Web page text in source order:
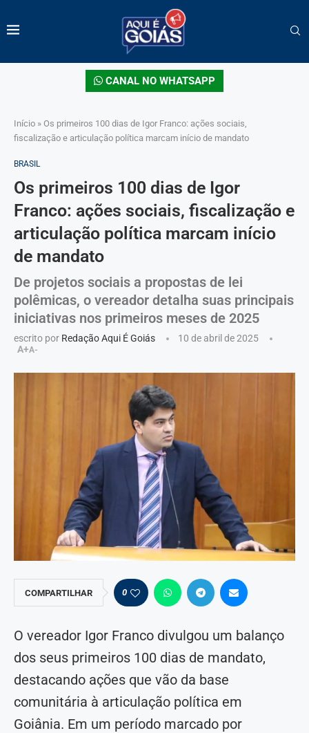
CANAL NO WHATSAPP
Início » Os primeiros 100 dias de Igor Franco: ações sociais,
fiscalização e articulação política marcam início de mandato
BRASIL
Os primeiros 100 dias de Igor
Franco: ações sociais, fiscalização e
articulação política marcam início
de mandato
De projetos sociais a propostas de lei
polêmicas, o vereador detalha suas principais
iniciativas nos primeiros meses de 2025
escrito por Redação Aqui É Goiás
10 de abril de 2025
A+A-
COMPARTILHAR 0
O vereador Igor Franco divulgou um balanço
dos seus primeiros 100 dias de mandato,
destacando ações que vão da base
comunitária à articulação política em
Goiânia. Em um período marcado por